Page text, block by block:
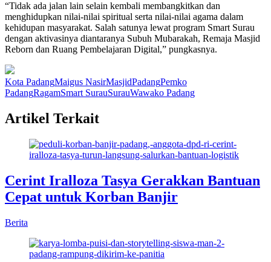
“Tidak ada jalan lain selain kembali membangkitkan dan
menghidupkan nilai-nilai spiritual serta nilai-nilai agama dalam
kehidupan masyarakat. Salah satunya lewat program Smart Surau
dengan aktivasinya diantaranya Subuh Mubarakah, Remaja Masjid
Reborn dan Ruang Pembelajaran Digital,” pungkasnya.
Kota PadangMaigus NasirMasjidPadangPemko
PadangRagamSmart SurauSurauWawako Padang
Artikel Terkait
Cerint Iralloza Tasya Gerakkan Bantuan
Cepat untuk Korban Banjir
Berita